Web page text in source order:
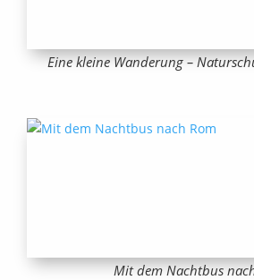
Eine kleine Wanderung –
Mit dem Nachtbus